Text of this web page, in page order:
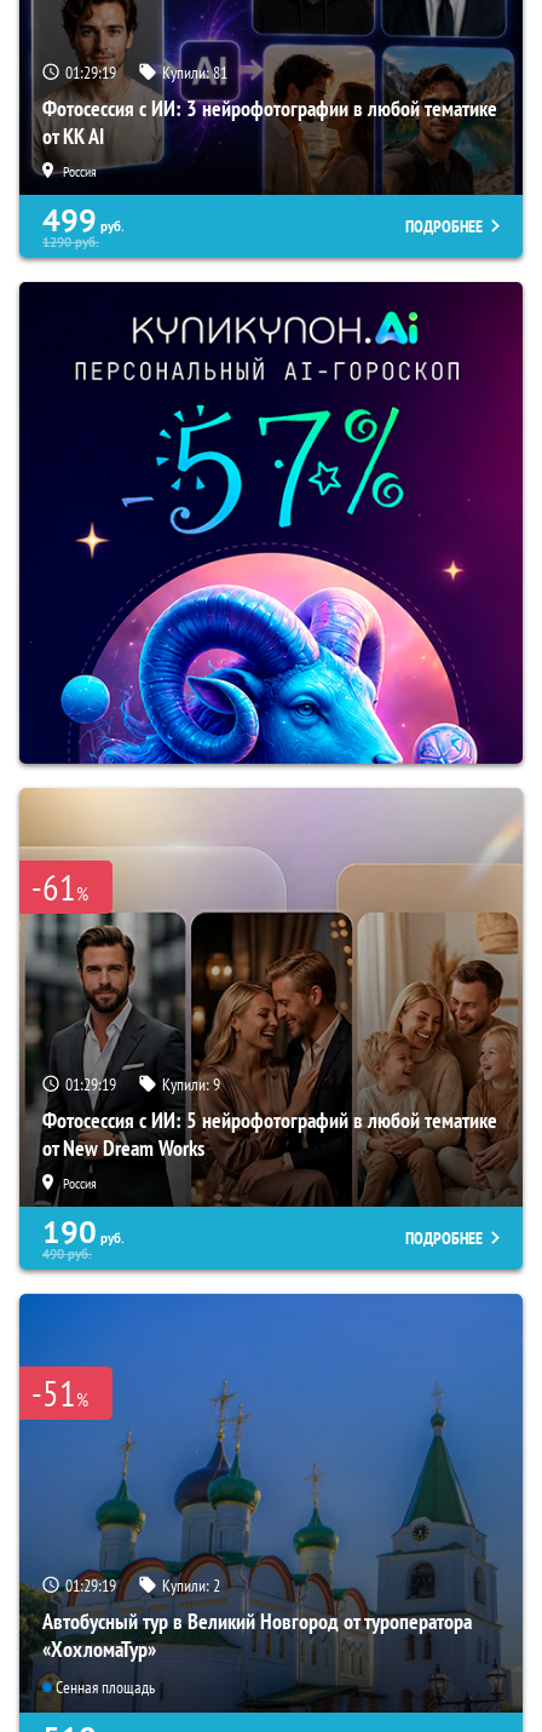
01:29:18 Купили:81
Фотосессия с ИИ: 3 нейрофотографии в любой тематике
от KK AI
Россия
499 руб.
1290руб.
ПОДРОБНЕЕ
-61%
01:29:18 Купили:9
Фотосессия с ИИ: 5 нейрофотографий в любой тематике
от New Dream Works
Россия
190 руб.
490руб.
ПОДРОБНЕЕ
-51%
01:29:18 Купили:2
Автобусный тур в Великий Новгород от туроператора
«ХохломаТур»
Сенная площадь